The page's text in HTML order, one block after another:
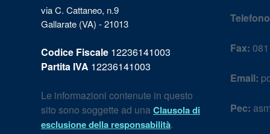
via C. Cattaneo, n.9
Gallarate (VA) - 21013
Codice Fiscale 12236141003
Partita IVA 12236141003
Le informazioni contenute in questo
sito sono soggette ad unaClausola di
esclusione della responsabilità.
Fax:
Email:
Pec: